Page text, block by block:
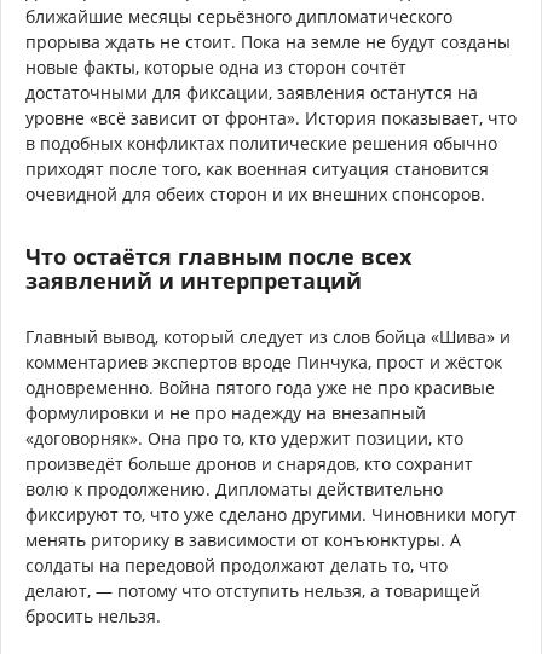
ближайшие месяцы серьёзного дипломатического
прорыва ждать не стоит. Пока на земле не будут созданы
новые факты, которые одна из сторон сочтёт
достаточными для фиксации, заявления останутся на
уровне «всё зависит от фронта». История показывает, что
в подобных конфликтах политические решения обычно
приходят после того, как военная ситуация становится
очевидной для обеих сторон и их внешних спонсоров.
Что остаётся главным после всех
заявлений и интерпретаций
Главный вывод, который следует из слов бойца «Шива» и
комментариев экспертов вроде Пинчука, прост и жёсток
одновременно. Война пятого года уже не про красивые
формулировки и не про надежду на внезапный
«договорняк». Она про то, кто удержит позиции, кто
произведёт больше дронов и снарядов, кто сохранит
волю к продолжению. Дипломаты действительно
фиксируют то, что уже сделано другими. Чиновники могут
менять риторику в зависимости от конъюнктуры. А
солдаты на передовой продолжают делать то, что
делают, — потому что отступить нельзя, а товарищей
бросить нельзя.